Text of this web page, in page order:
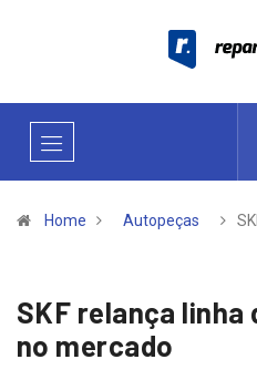
Home Autopeças
SKF relança linha
no mercado